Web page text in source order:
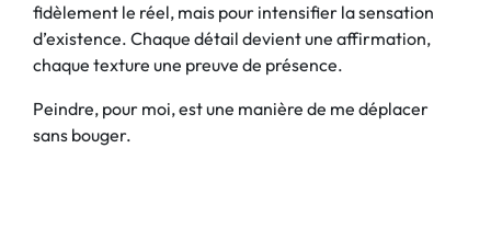
fidèlement le réel, mais pour intensifier la sensation
d’existence. Chaque détail devient une affirmation,
chaque texture une preuve de présence.
Peindre, pour moi, est une manière de me déplacer
sans bouger.